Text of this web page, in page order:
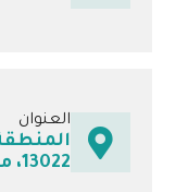
العنوان
13022، مدينة العبور